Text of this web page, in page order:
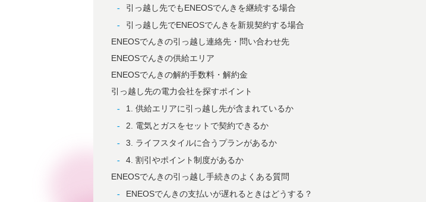
引っ越し先でもENEOSでんきを継続する場合
引っ越し先でENEOSでんきを新規契約する場合
ENEOSでんきの引っ越し連絡先・問い合わせ先
ENEOSでんきの供給エリア
ENEOSでんきの解約手数料・解約金
引っ越し先の電力会社を探すポイント
1. 供給エリアに引っ越し先が含まれているか
2. 電気とガスをセットで契約できるか
3. ライフスタイルに合うプランがあるか
4. 割引やポイント制度があるか
ENEOSでんきの引っ越し手続きのよくある質問
ENEOSでんきの支払いが遅れるときはどうする？